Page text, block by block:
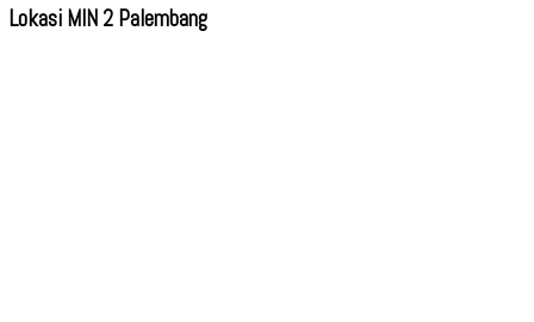
Lokasi MIN 2 Palembang